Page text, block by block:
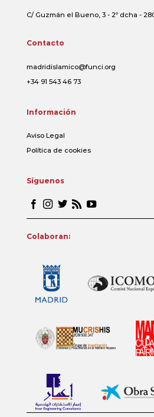
C/ Guzmán el Bueno, 3 - 2º dcha -
Contacto
madridislamico@funci.org
+34 91 543 46 73
Información
Aviso Legal
Política de cookies
Síguenos
Colaboran: